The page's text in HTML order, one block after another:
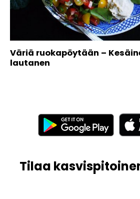
Väriä ruokapöytään –
lautanen
Tilaa